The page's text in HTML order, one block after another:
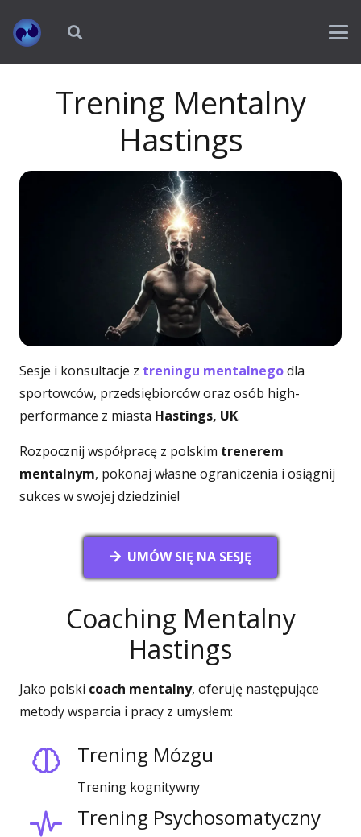
Trening Mentalny
Hastings
Sesje i konsultacje z treningu mentalnegodla
sportowców, przedsiębiorców oraz osób high-
performance z miasta Hastings, UK.
Rozpocznij współpracę z polskim trenerem
mentalnym, pokonaj własne ograniczenia i osiągnij
sukces w swojej dziedzinie!
UMÓW SIĘ NA SESJĘ
Coaching Mentalny
Hastings
Jako polski coach mentalny, oferuję następujące
metody wsparcia i pracy z umysłem:
Trening Mózgu
Trening kognitywny
Trening Psychosomatyczny